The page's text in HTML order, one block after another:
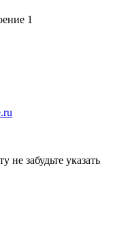
1
забудьте указать